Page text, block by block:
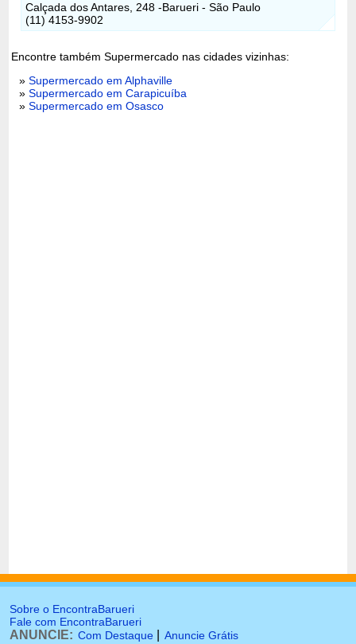
Calçada dos Antares, 248 -Barueri - São Paulo
(11) 4153-9902
Encontre também Supermercado nas cidades vizinhas:
»Supermercado em Alphaville
»Supermercado em Carapicuíba
»Supermercado em Osasco
Sobre o EncontraBarueri
Fale com EncontraBarueri
ANUNCIE: Com Destaque Anuncie Grátis